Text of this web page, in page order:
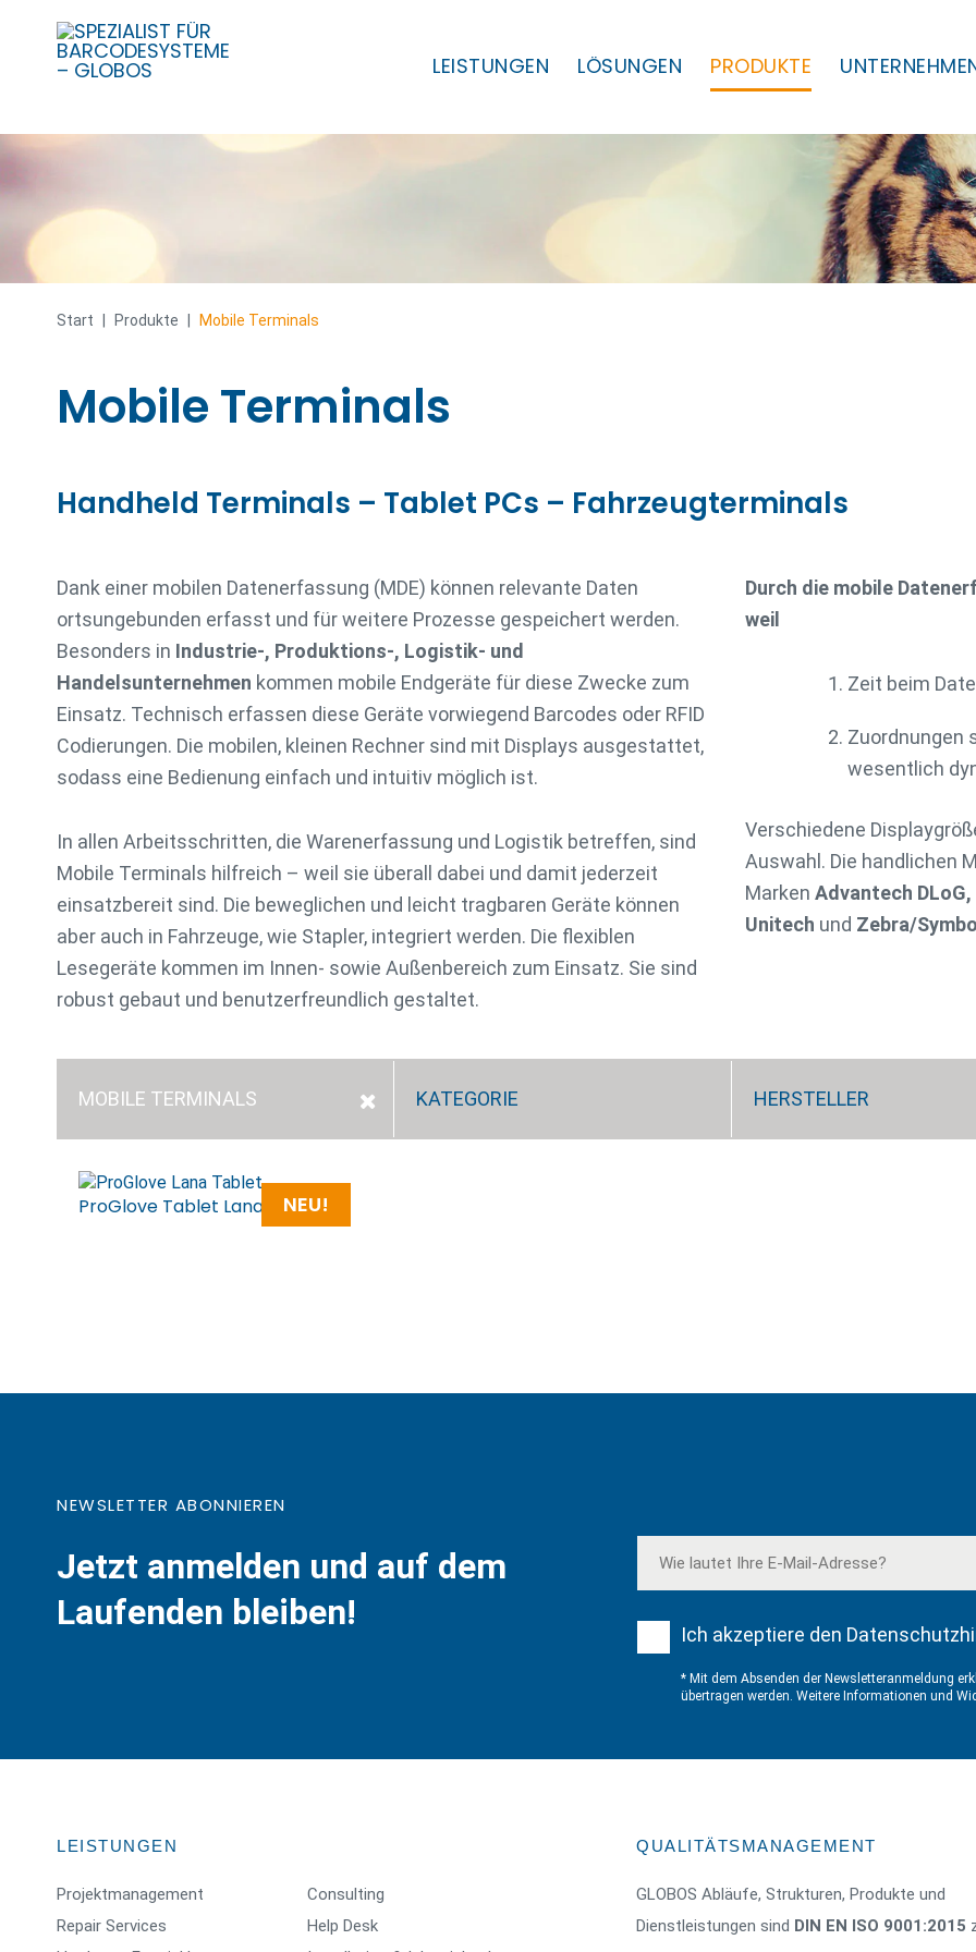
LEISTUNGEN LÖSUNGEN PRODUKTE
Skip
content
Start Produkte Mobile Terminals
Mobile Terminals
Handheld Terminals – Tablet PCs – Fahrzeugterminals
Dank einer mobilen Datenerfassung (MDE) können relevante Daten
ortsungebunden erfasst und für weitere Prozesse gespeichert werden.
Besonders in Industrie-, Produktions-, Logistik- und
Handelsunternehmen kommen mobile Endgeräte für diese Zwecke zum
Einsatz. Technisch erfassen diese Geräte vorwiegend Barcodes oder RFID
Codierungen. Die mobilen, kleinen Rechner sind mit Displays ausgestattet,
sodass eine Bedienung einfach und intuitiv möglich ist.
In allen Arbeitsschritten, die Warenerfassung und Logistik betreffen, sind
Mobile Terminals hilfreich – weil sie überall dabei und damit jederzeit
einsatzbereit sind. Die beweglichen und leicht tragbaren Geräte können
aber auch in Fahrzeuge, wie Stapler, integriert werden. Die flexiblen
Lesegeräte kommen im Innen- sowie Außenbereich zum Einsatz. Sie sind
robust gebaut und benutzerfreundlich gestaltet.
Durch die mobile
weil
Zeit beim
Zuordnungen
wesentlich
Verschiedene
Auswahl. Die handlichen
MarkenAdvantech
Unitech und Zebra/Symbol
MOBILE TERMINALS KATEGORIE HERSTELLER
NEU!
ProGlove Tablet Lana
NEWSLETTER ABONNIEREN
Jetzt anmelden und auf dem
Laufenden bleiben!
Ich akzeptiere den
* Mit dem Absenden der Newsletteranmeldung
übertragen werden. Weitere Informationen und
LEISTUNGEN
Projektmanagement
Consulting
Repair Services
Help Desk
QUALITÄTSMANAGEMENT
GLOBOS Abläufe, Strukturen, Produkte und
Dienstleistungen sind DIN EN ISO 9001:2015